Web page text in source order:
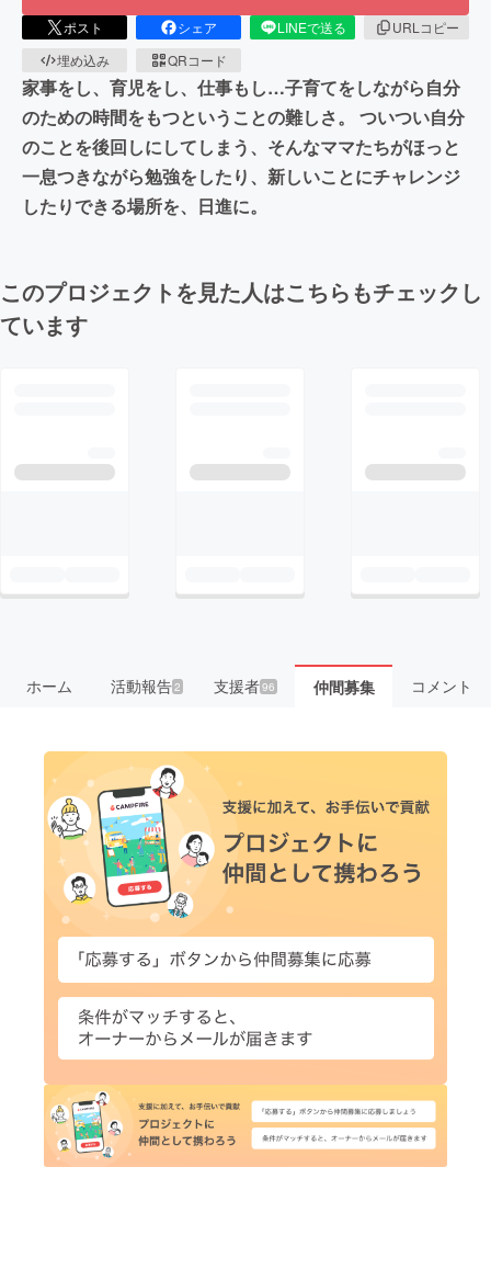
ポスト シェア LINEで送る
URLコピー
埋め込み
QRコード
家事をし、育児をし、仕事もし…子育てをしながら自分
のための時間をもつということの難しさ。 ついつい自分
のことを後回しにしてしまう、そんなママたちがほっと
一息つきながら勉強をしたり、新しいことにチャレンジ
したりできる場所を、日進に。
このプロジェクトを見た人はこちらもチェックし
ています
ホーム 活動報告2 支援者96 仲間募集 コメント